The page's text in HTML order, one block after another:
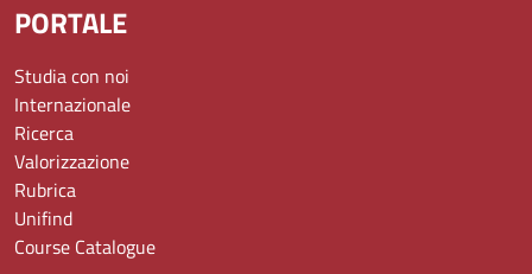
PORTALE
Studia con noi
Internazionale
Ricerca
Valorizzazione
Rubrica
Unifind
Course Catalogue